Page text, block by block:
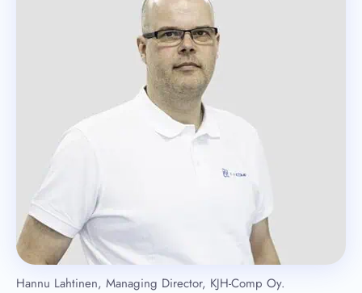
Hannu Lahtinen, Managing Director, KJH-Comp Oy.